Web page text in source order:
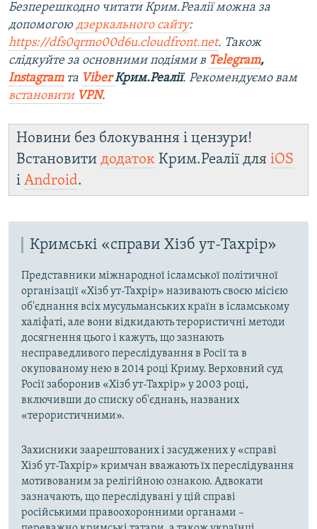
Безперешкодно читати Крим.Реалії можна за
допомогою дзеркального сайту:
https://dfs0qrmo00d6u.cloudfront.net. Також
слідкуйте за основними подіями в Telegram,
Instagramта ViberКрим.Реалії. Рекомендуємо вам
встановити VPN.
Новини без блокування і цензури!
Встановити додаток Крим.Реалії для iOS
і Android.
Кримські «справи Хізб ут-Тахрір»
Представники міжнародної ісламської політичної
організації «Хізб ут-Тахрір» називають своєю місією
об'єднання всіх мусульманських країн в ісламському
халіфаті, але вони відкидають терористичні методи
досягнення цього і кажуть, що зазнають
несправедливого переслідування в Росії та в
окупованому нею в 2014 році Криму. Верховний суд
Росії заборонив «Хізб ут-Тахрір» у 2003 році,
включивши до списку об'єднань, названих
«терористичними».
Захисники заарештованих і засуджених у «справі
Хізб ут-Тахрір» кримчан вважають їх переслідування
мотивованим за релігійною ознакою. Адвокати
зазначають, що переслідувані у цій справі
російськими правоохоронними органами –